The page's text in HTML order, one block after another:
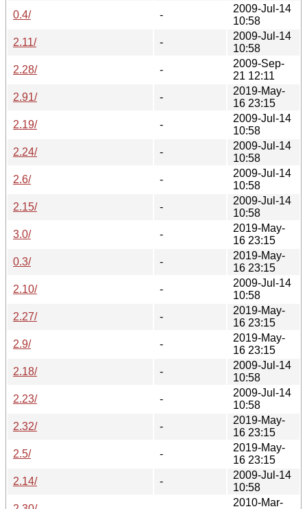
0.4/
-
2009-Jul-14
10:58
2.11/
-
2009-Jul-14
10:58
2.28/
-
2009-Sep-
21 12:11
2.91/
-
2019-May-
16 23:15
2.19/
-
2009-Jul-14
10:58
2.24/
-
2009-Jul-14
10:58
2.6/
-
2009-Jul-14
10:58
2.15/
-
2009-Jul-14
10:58
3.0/
-
2019-May-
16 23:15
0.3/
-
2019-May-
16 23:15
2.10/
-
2009-Jul-14
10:58
2.27/
-
2019-May-
16 23:15
2.9/
-
2019-May-
16 23:15
2.18/
-
2009-Jul-14
10:58
2.23/
-
2009-Jul-14
10:58
2.32/
-
2019-May-
16 23:15
2.5/
-
2019-May-
16 23:15
2.14/
-
2009-Jul-14
10:58
2010-Mar-